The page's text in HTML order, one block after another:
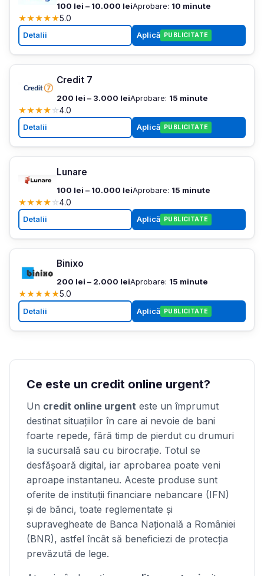
100 lei – 10.000 leiAprobare: 10 minute
★★★★★5.0
Detalii Aplică PUBLICITATE
Credit 7
200 lei – 3.000 leiAprobare: 15 minute
★★★★☆4.0
Detalii Aplică PUBLICITATE
Lunare
100 lei – 10.000 leiAprobare: 15 minute
★★★★☆4.0
Detalii Aplică PUBLICITATE
Binixo
200 lei – 2.000 leiAprobare: 15 minute
★★★★★5.0
Detalii Aplică PUBLICITATE
Ce este un credit online urgent?
Un credit online urgent este un împrumut
destinat situațiilor în care ai nevoie de bani
foarte repede, fără timp de pierdut cu drumuri
la sucursală sau cu birocrație. Totul se
desfășoară digital, iar aprobarea poate veni
aproape instantaneu. Aceste produse sunt
oferite de instituții financiare nebancare (IFN)
și de bănci, toate reglementate și
supravegheate de Banca Națională a României
(BNR), astfel încât să beneficiezi de protecția
prevăzută de lege.